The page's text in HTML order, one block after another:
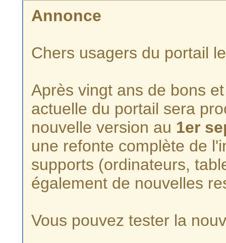
Annonce
Chers usagers du portail
Après vingt ans de bons
actuelle du portail sera
nouvelle version au 1er
une refonte complète de
supports (ordinateurs,
également de nouvelles
Vous pouvez tester la